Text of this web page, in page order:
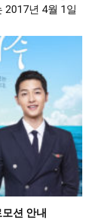
2017년 4월 1일
션 안내